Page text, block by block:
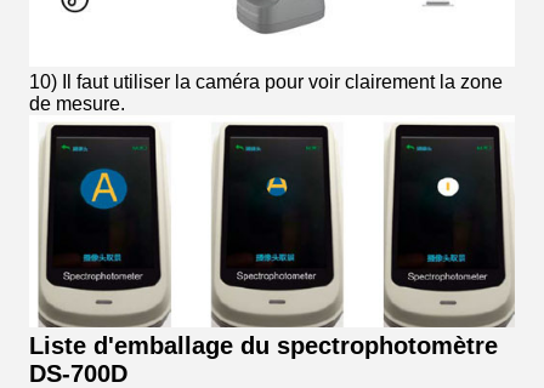
10) Il faut utiliser la caméra pour voir clairement la zone
de mesure.
Liste d'emballage du spectrophotomètre
DS-700D